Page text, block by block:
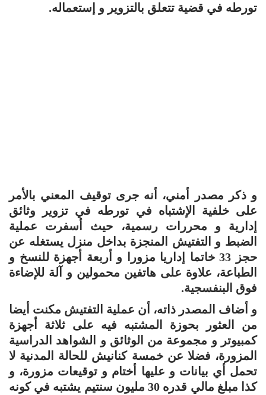
تورطه في قضية تتعلق بالتزوير و إستعماله.
و ذكر مصدر أمني، أنه جرى توقيف المعني بالأمر
على خلفية الإشتباه في تورطه في تزوير وثائق
إدارية و محررات رسمية، حيث أسفرت عملية
الضبط و التفتيش المنجزة بداخل منزل يستغله عن
حجز 33 خاتما إداريا مزورا و أربعة أجهزة للنسخ و
الطباعة، علاوة على هاتفين محمولين و آلة للإضاءة
فوق البنفسجية.
و أضاف المصدر ذاته، أن عملية التفتيش مكنت أيضا
من العثور بحوزة المشتبه فيه على ثلاثة أجهزة
كمبيوتر و مجموعة من الوثائق و الشواهد الدراسية
المزورة، فضلا عن خمسة كنانيش للحالة المدنية لا
تحمل أي بيانات و عليها أختام و توقيعات مزورة، و
كذا مبلغ مالي قدره 30 مليون سنتيم يشتبه في كونه